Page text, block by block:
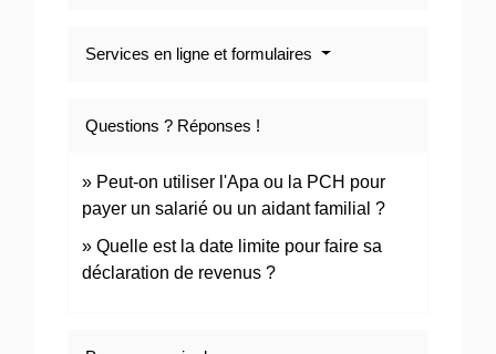
Services en ligne et formulaires
Questions ? Réponses !
Peut-on utiliser l'Apa ou la PCH pour
payer un salarié ou un aidant familial ?
Quelle est la date limite pour faire sa
déclaration de revenus ?